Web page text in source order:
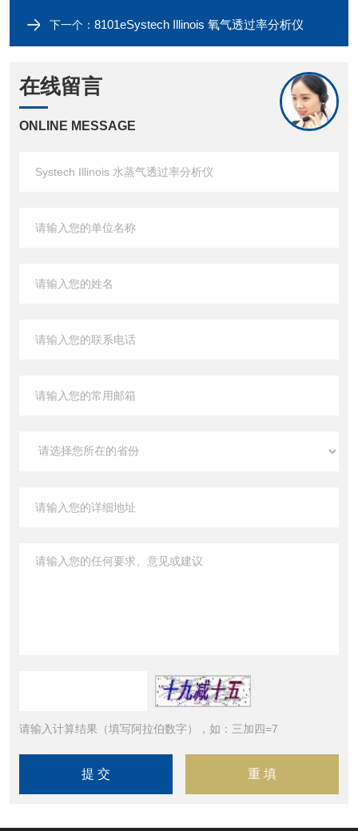
下一个： 8101eSystech Illinois 氧气透过率分析仪
在线留言
ONLINE MESSAGE
请输入计算结果（填写阿拉伯数字），如：三加四=7